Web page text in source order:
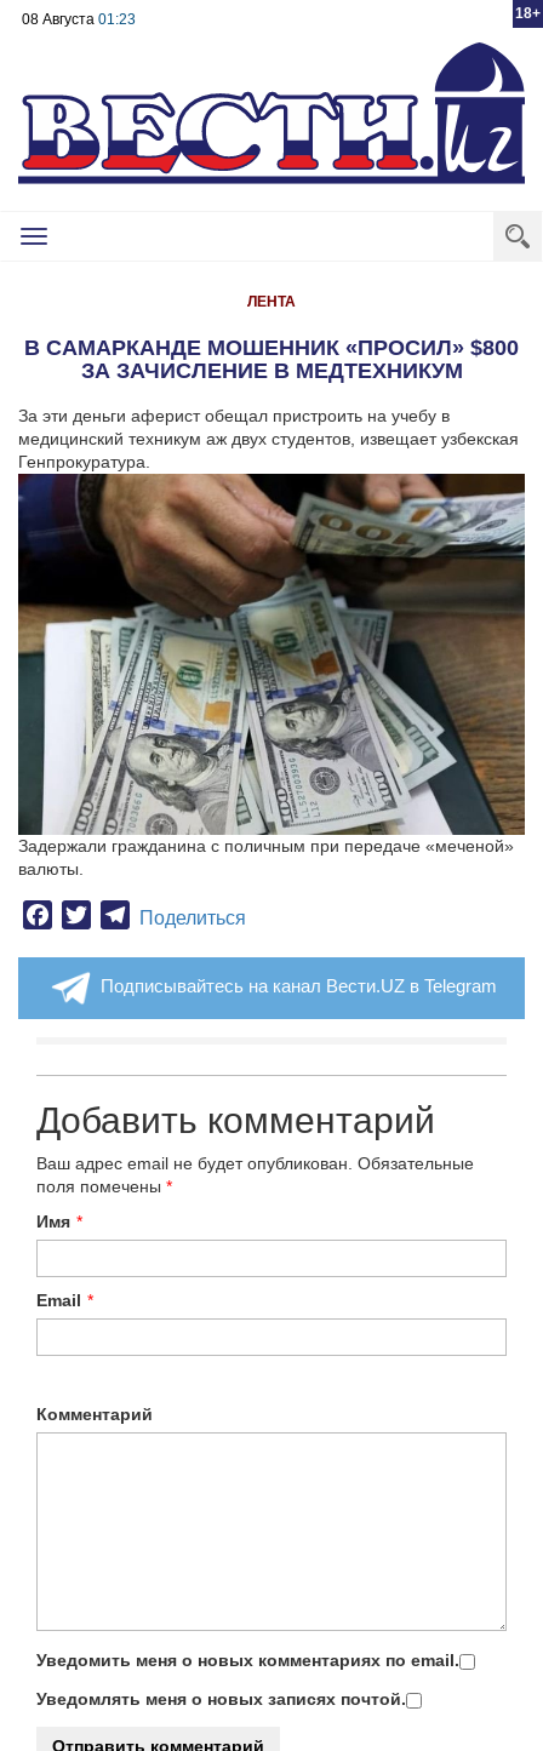
18+
08 Августа 01:23
Toggle
ЛЕНТА
В САМАРКАНДЕ МОШЕННИК «ПРОСИЛ» $800
ЗА ЗАЧИСЛЕНИЕ В МЕДТЕХНИКУМ
За эти деньги аферист обещал пристроить на учебу в
медицинский техникум аж двух студентов, извещает узбекская
Генпрокуратура.
Задержали гражданина с поличным при передаче «меченой»
валюты.
Facebook
TwitterTelegram
Поделиться
Подписывайтесь на канал Вести.UZ в Telegram
Добавить комментарий
Ваш адрес email не будет опубликован. Обязательные
поля помечены *
Имя *
Email *
Комментарий
Уведомить меня о новых комментариях по email.
Уведомлять меня о новых записях почтой.